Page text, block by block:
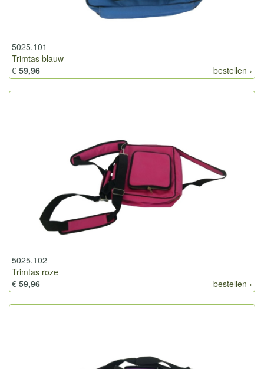
5025.101
Trimtas blauw
bestellen ›
€ 59,96
5025.102
Trimtas roze
bestellen ›
€ 59,96